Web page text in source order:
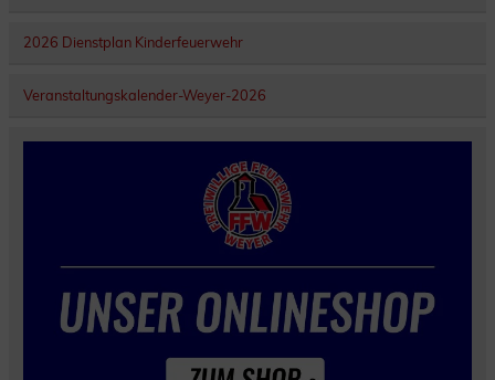
2026 Dienstplan Kinderfeuerwehr
Veranstaltungskalender-Weyer-2026